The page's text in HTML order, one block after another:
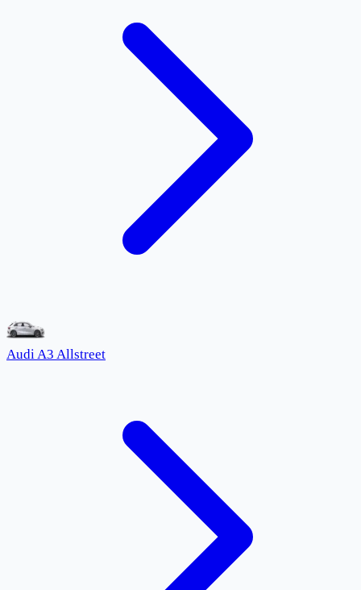
Audi A3 Allstreet